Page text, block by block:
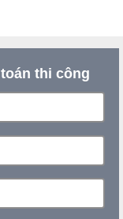
thi công